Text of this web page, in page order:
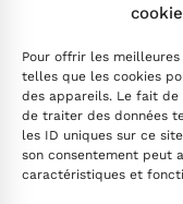
Pour offrir les
telles que les cookies
des appareils. Le fait de
de traiter des données
les ID uniques sur ce
son consentement peut
caractéristiques et